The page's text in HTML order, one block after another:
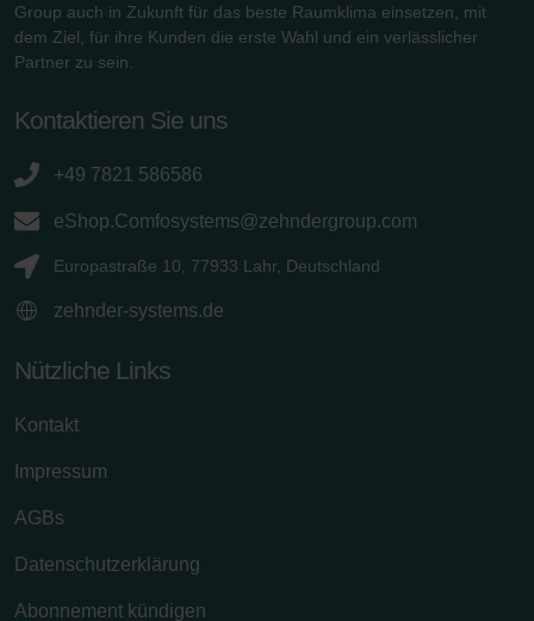
Group auch in Zukunft für das beste Raumklima einsetzen, mit
dem Ziel, für ihre Kunden die erste Wahl und ein verlässlicher
Partner zu sein.
Kontaktieren Sie uns
+49 7821 586586
eShop.Comfosystems@zehndergroup.com
Europastraße 10, 77933 Lahr, Deutschland
zehnder-systems.de
Nützliche Links
Kontakt
Impressum
AGBs
Datenschutzerklärung
Abonnement kündigen